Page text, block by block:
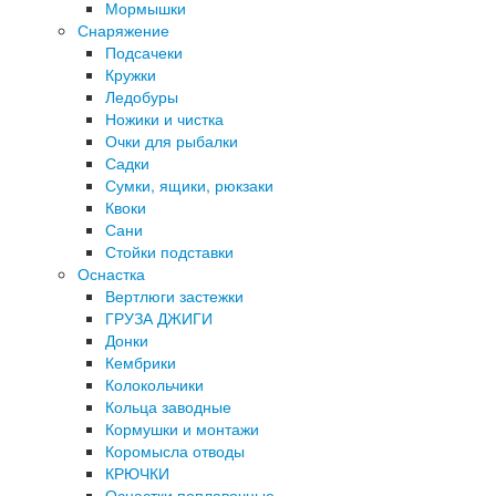
Мормышки
Снаряжение
Подсачеки
Кружки
Ледобуры
Ножики и чистка
Очки для рыбалки
Садки
Сумки, ящики, рюкзаки
Квоки
Сани
Стойки подставки
Оснастка
Вертлюги застежки
ГРУЗА ДЖИГИ
Донки
Кембрики
Колокольчики
Кольца заводные
Кормушки и монтажи
Коромысла отводы
КРЮЧКИ